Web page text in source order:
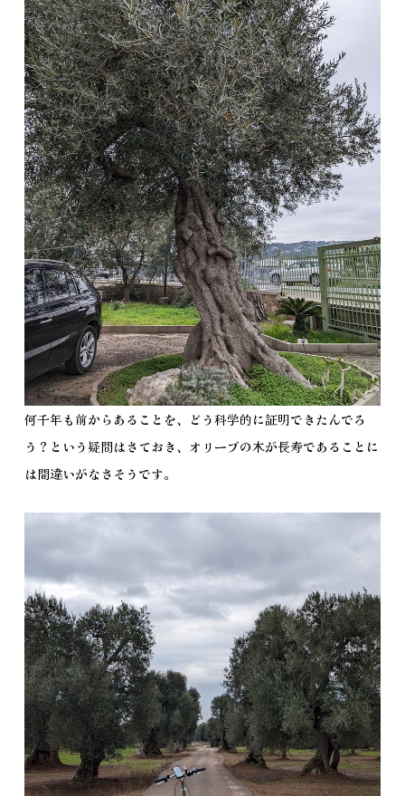
何千年も前からあることを、どう科学的に証明できたんでろ
う？という疑問はさておき、オリーブの木が長寿であることに
は間違いがなさそうです。